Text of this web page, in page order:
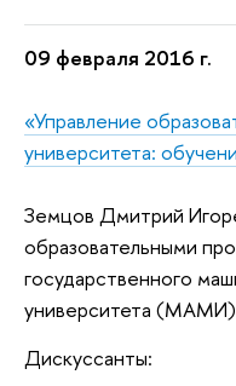
09 февраля 2016 г.
«Управление
университета:
Земцов Дмитрий
образовательными
государственного
университета
Дискуссанты: